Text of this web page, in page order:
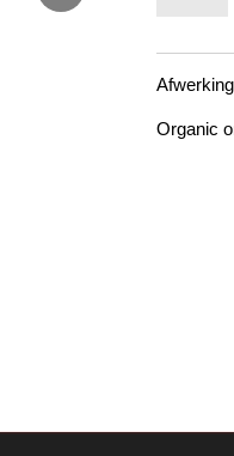
Organic